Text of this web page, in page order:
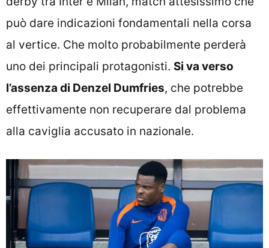
può dare indicazioni fondamentali nella corsa
al vertice. Che molto probabilmente perderà
uno dei principali protagonisti. Si va verso
l’assenza di Denzel Dumfries, che potrebbe
effettivamente non recuperare dal problema
alla caviglia accusato in nazionale.